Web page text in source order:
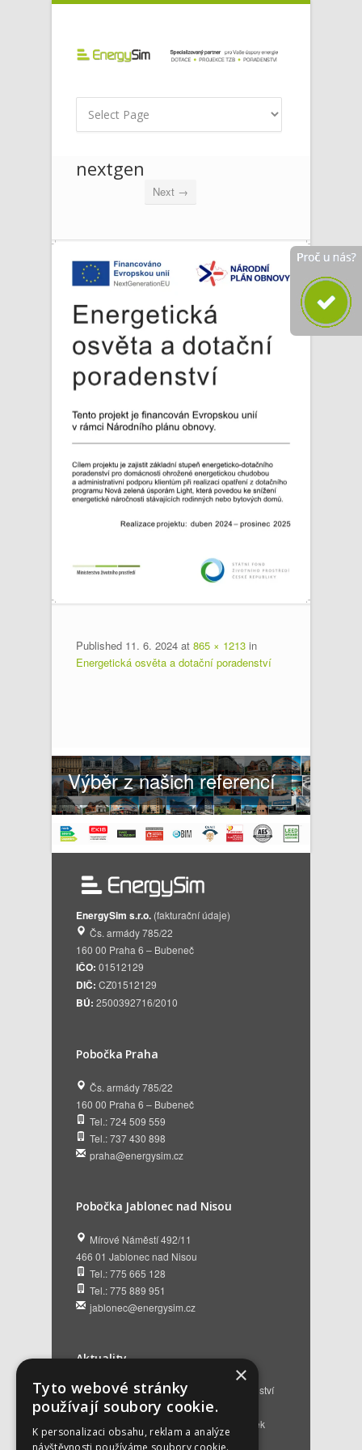
nextgen
Next →
Published 11. 6. 2024 at 865 × 1213 in
Energetická osvěta a dotační poradenství
Výběr z našich referencí
EnergySim s.r.o. (fakturační údaje)
Čs. armády 785/22
160 00 Praha 6 – Bubeneč
IČO: 01512129
DIČ: CZ01512129
BÚ: 2500392716/2010
Pobočka Praha
Čs. armády 785/22
160 00 Praha 6 – Bubeneč
Tel.: 724 509 559
Tel.: 737 430 898
praha@energysim.cz
Pobočka Jablonec nad Nisou
Mírové Náměstí 492/11
466 01 Jablonec nad Nisou
Tel.: 775 665 128
Tel.: 775 889 951
jablonec@energysim.cz
Aktuality
Renovační pasy budov a dotační poradenství
12. 6. 2026
Přehled hlavních změn a nových podmínek
NZÚ 2026 28. 5. 2026
×
Tyto webové stránky
používají soubory cookie.
K personalizaci obsahu, reklam a analýze
návštěvnosti používáme soubory cookie.